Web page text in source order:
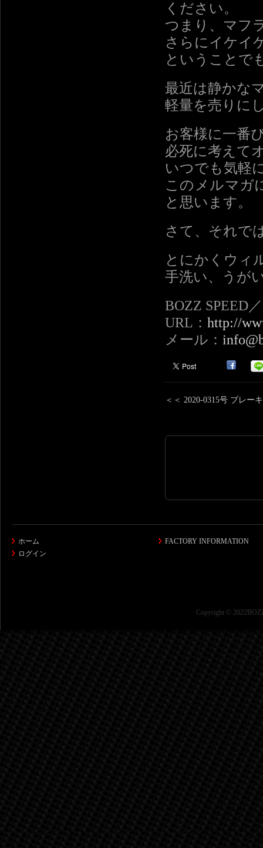
ください。
つまり、マフ
さらにイケイ
ということで
最近は静かな
軽量を売りに
お客様に一番
必死に考えて
いつでも気軽
このメルマガ
と思います。
さて、それで
とにかくウィ
手洗い、うが
BOZZ SPEED
URL： http://
メール：
＜＜ 2020-0315号 ブレー
ホーム
ログイン
FACTORY INFORMATION
Copyright ©